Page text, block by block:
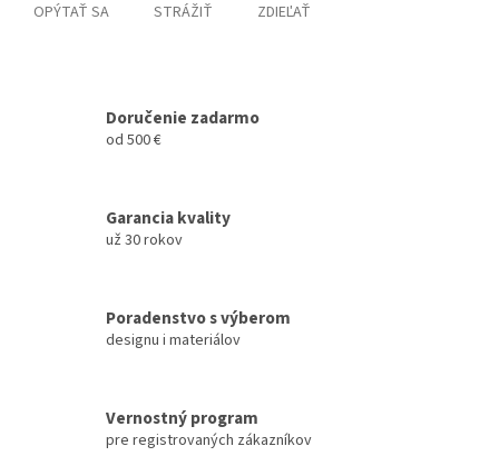
OPÝTAŤ SA STRÁŽIŤ ZDIEĽAŤ
Doručenie zadarmo
od 500 €
Garancia kvality
už 30 rokov
Poradenstvo s výberom
designu i materiálov
Vernostný program
pre registrovaných zákazníkov